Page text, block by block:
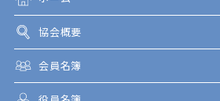
協会概要
会員名簿